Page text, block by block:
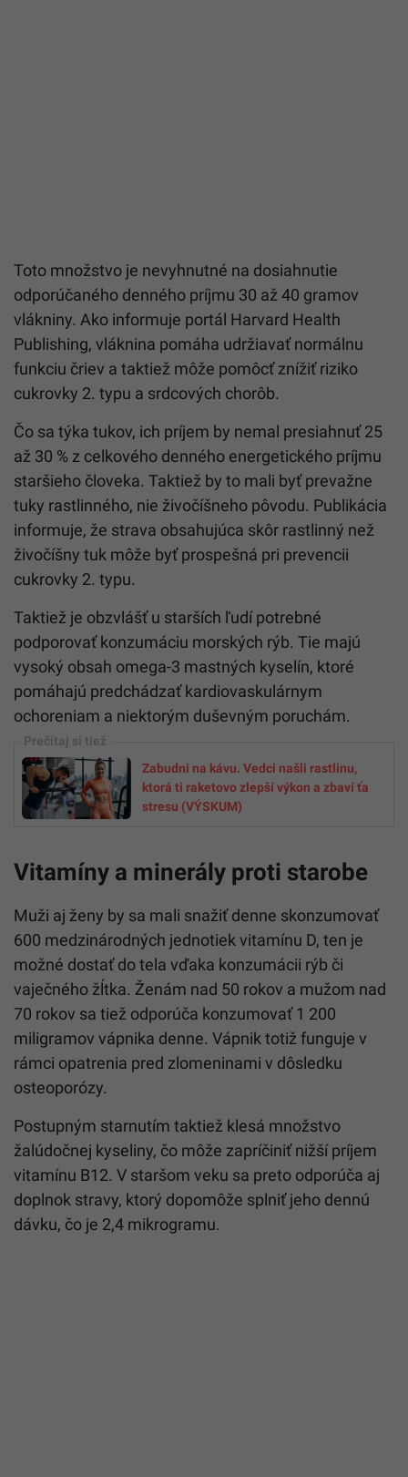
Toto množstvo je nevyhnutné na dosiahnutie
odporúčaného denného príjmu 30 až 40 gramov
vlákniny. Ako informuje portál Harvard Health
Publishing, vláknina pomáha udržiavať normálnu
funkciu čriev a taktiež môže pomôcť znížiť riziko
cukrovky 2. typu a srdcových chorôb.
Čo sa týka tukov, ich príjem by nemal presiahnuť 25
až 30 % z celkového denného energetického príjmu
staršieho človeka. Taktiež by to mali byť prevažne
tuky rastlinného, nie živočíšneho pôvodu. Publikácia
informuje, že strava obsahujúca skôr rastlinný než
živočíšny tuk môže byť prospešná pri prevencii
cukrovky 2. typu.
Taktiež je obzvlášť u starších ľudí potrebné
podporovať konzumáciu morských rýb. Tie majú
vysoký obsah omega-3 mastných kyselín, ktoré
pomáhajú predchádzať kardiovaskulárnym
ochoreniam a niektorým duševným poruchám.
Zabudni na kávu. Vedci našli rastlinu,
ktorá ti raketovo zlepší výkon a zbaví ťa
stresu (VÝSKUM)
Vitamíny a minerály proti starobe
Muži aj ženy by sa mali snažiť denne skonzumovať
600 medzinárodných jednotiek vitamínu D, ten je
možné dostať do tela vďaka konzumácii rýb či
vaječného žĺtka. Ženám nad 50 rokov a mužom nad
70 rokov sa tiež odporúča konzumovať 1 200
miligramov vápnika denne. Vápnik totiž funguje v
rámci opatrenia pred zlomeninami v dôsledku
osteoporózy.
Postupným starnutím taktiež klesá množstvo
žalúdočnej kyseliny, čo môže zapríčiniť nižší príjem
vitamínu B12. V staršom veku sa preto odporúča aj
doplnok stravy, ktorý dopomôže splniť jeho dennú
dávku, čo je 2,4 mikrogramu.